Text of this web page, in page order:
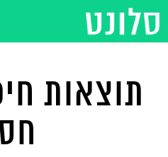
תוצאות